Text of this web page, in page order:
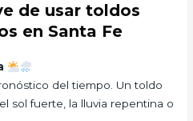
de usar toldos
en Santa Fe
del tiempo. Un toldo
sol fuerte, la lluvia repentina o